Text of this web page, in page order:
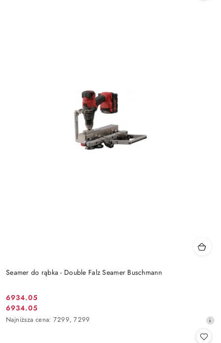
Seamer do rąbka - Double Falz Seamer Buschmann
Cena
promocyjna:
6934.05
Cena
promocyjna:
6934.05
Najniższa
Najniższa cena: 7299, 7299